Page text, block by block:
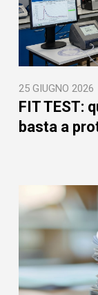
25 GIUGNO 2026
FIT TEST:
basta a